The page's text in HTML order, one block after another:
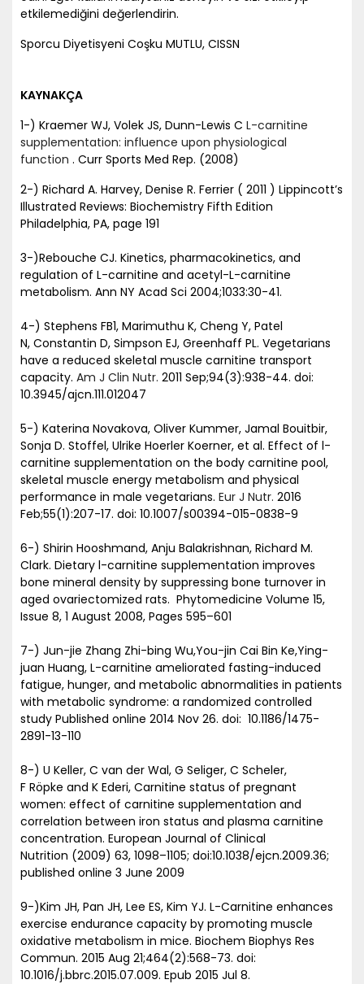
etkilemediğini değerlendirin.
Sporcu Diyetisyeni Coşku MUTLU, CISSN
KAYNAKÇA
1-) Kraemer WJ, Volek JS, Dunn-Lewis C L-carnitine
supplementation: influence upon physiological
function . Curr Sports Med Rep. (2008)
2-) Richard A. Harvey, Denise R. Ferrier ( 2011 ) Lippincott’s
Illustrated Reviews: Biochemistry Fifth Edition
Philadelphia, PA, page 191
3-)Rebouche CJ. Kinetics, pharmacokinetics, and
regulation of L-carnitine and acetyl-L-carnitine
metabolism. Ann NY Acad Sci 2004;1033:30-41.
4-) Stephens FB1, Marimuthu K, Cheng Y, Patel
N, Constantin D, Simpson EJ, Greenhaff PL. Vegetarians
have a reduced skeletal muscle carnitine transport
capacity. Am J Clin Nutr. 2011 Sep;94(3):938-44. doi:
10.3945/ajcn.111.012047
5-) Katerina Novakova, Oliver Kummer, Jamal Bouitbir,
Sonja D. Stoffel, Ulrike Hoerler Koerner, et al. Effect of l-
carnitine supplementation on the body carnitine pool,
skeletal muscle energy metabolism and physical
performance in male vegetarians. Eur J Nutr. 2016
Feb;55(1):207-17. doi: 10.1007/s00394-015-0838-9
​6-) Shirin Hooshmand, Anju Balakrishnan, Richard M.
Clark. Dietary l-carnitine supplementation improves
bone mineral density by suppressing bone turnover in
aged ovariectomized rats. Phytomedicine Volume 15,
Issue 8, 1 August 2008, Pages 595–601
7-) Jun-jie Zhang Zhi-bing Wu,You-jin Cai Bin Ke,Ying-
juan Huang, L-carnitine ameliorated fasting-induced
fatigue, hunger, and metabolic abnormalities in patients
with metabolic syndrome: a randomized controlled
study Published online 2014 Nov 26. doi: 10.1186/1475-
2891-13-110
8-) U Keller, C van der Wal, G Seliger, C Scheler,
F Röpke and K Ederi, Carnitine status of pregnant
women: effect of carnitine supplementation and
correlation between iron status and plasma carnitine
concentration. European Journal of Clinical
Nutrition (2009) 63, 1098–1105; doi:10.1038/ejcn.2009.36;
published online 3 June 2009
9-)Kim JH, Pan JH, Lee ES, Kim YJ. L-Carnitine enhances
exercise endurance capacity by promoting muscle
oxidative metabolism in mice. Biochem Biophys Res
Commun. 2015 Aug 21;464(2):568-73. doi:
10.1016/j.bbrc.2015.07.009. Epub 2015 Jul 8.